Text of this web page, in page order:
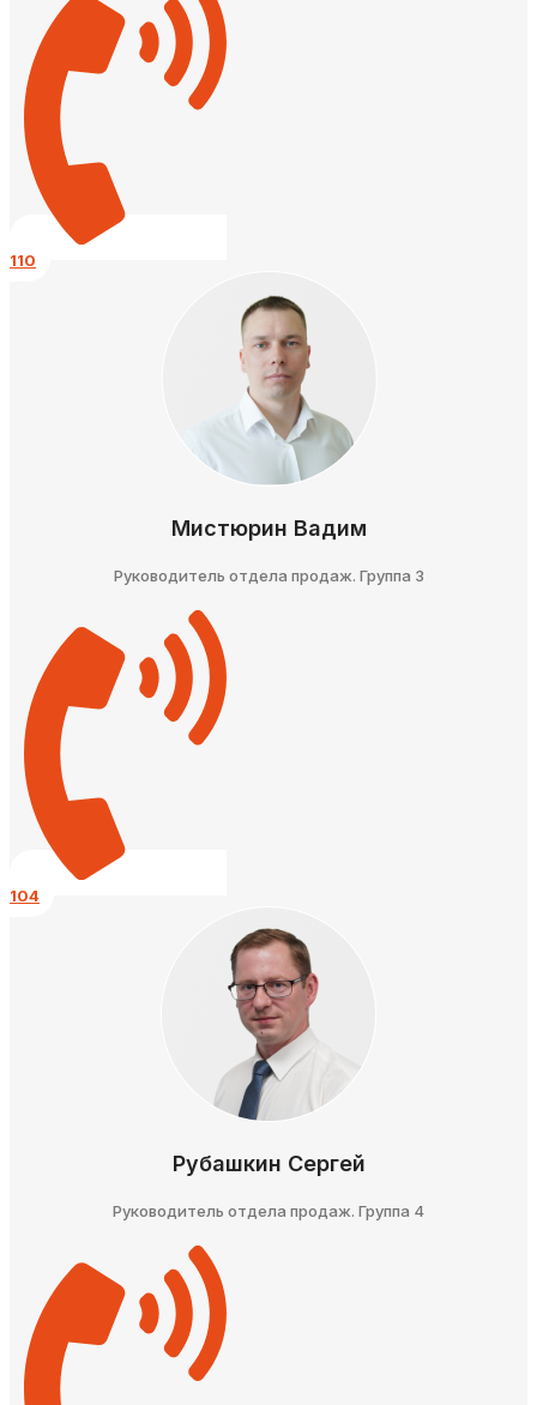
110
Мистюрин Вадим
Руководитель отдела продаж. Группа 3
104
Рубашкин Сергей
Руководитель отдела продаж. Группа 4